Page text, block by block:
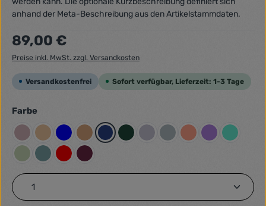
anhand der Meta-Beschreibung aus den Artikelstammdaten.
Regulärer Preis:
89,00 €
Preise inkl. MwSt. zzgl. Versandkosten
Versandkostenfrei Sofort verfügbar, Lieferzeit: 1-3 Tage
Farbeauswählen
AltrosaBeigegelb
Blau BraunDunkelblauDunkelgrün
FliederGraublauLachsrot Pastell
Lila Mint
Pastellgrün
PetrolRot Weinrot
Produkt Anzahl: Gib den gewünschten Wert ein